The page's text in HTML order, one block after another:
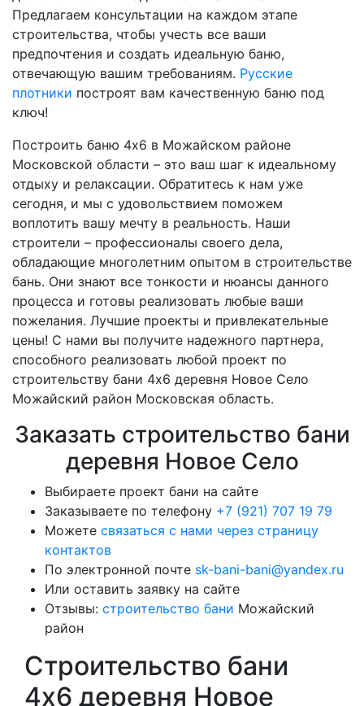
Предлагаем консультации на каждом этапе
строительства, чтобы учесть все ваши
предпочтения и создать идеальную баню,
отвечающую вашим требованиям. Русские
плотники построят вам качественную баню под
ключ!
Построить баню 4х6 в Можайском районе
Московской области – это ваш шаг к идеальному
отдыху и релаксации. Обратитесь к нам уже
сегодня, и мы с удовольствием поможем
воплотить вашу мечту в реальность. Наши
строители – профессионалы своего дела,
обладающие многолетним опытом в строительстве
бань. Они знают все тонкости и нюансы данного
процесса и готовы реализовать любые ваши
пожелания. Лучшие проекты и привлекательные
цены! С нами вы получите надежного партнера,
способного реализовать любой проект по
строительству бани 4х6 деревня Новое Село
Можайский район Московская область.
Заказать строительство бани
деревня Новое Село
Выбираете проект бани на сайте
Заказываете по телефону +7 (921) 707 19 79
Можете связаться с нами через страницу
контактов
По электронной почте sk-bani-bani@yandex.ru
Или оставить заявку на сайте
Отзывы: строительство бани Можайский
район
Строительство бани
4х6 деревня Новое